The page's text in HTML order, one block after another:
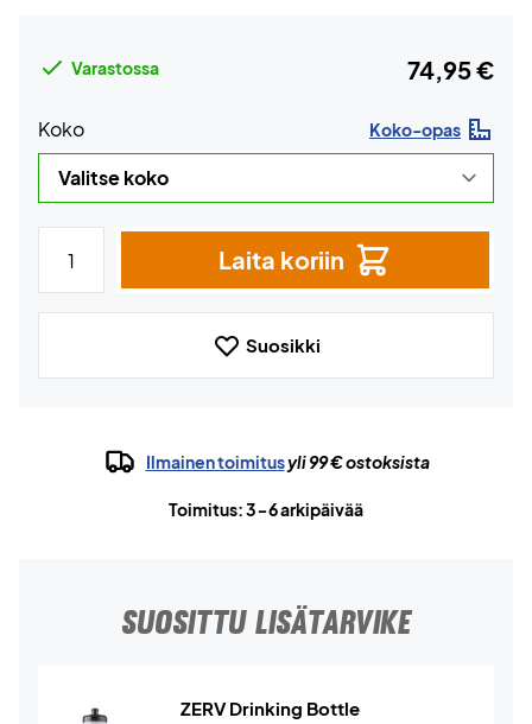
Varastossa 74,95 €
Koko Koko-opas
Laita koriin
Suosikki
Ilmainen toimitusyli 99 € ostoksista
Toimitus: 3-6 arkipäivää
SUOSITTU LISÄTARVIKE
ZERV Drinking Bottle